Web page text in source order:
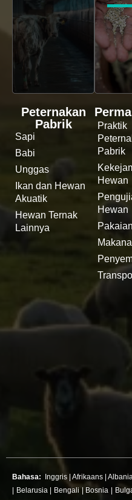
Peternakan
Pabrik
Sapi
Babi
Unggas
Ikan dan Hewan
Akuatik
Hewan Ternak
Lainnya
Praktik
Pabrik
Hewan
Hewan
Pakaian
Bahasa: Inggris Afrikaans
Belarusia| Bengali Bosnia